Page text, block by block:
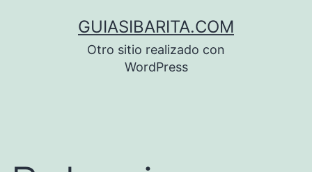
GUIASIBARITA.COM
Otro sitio realizado con
WordPress